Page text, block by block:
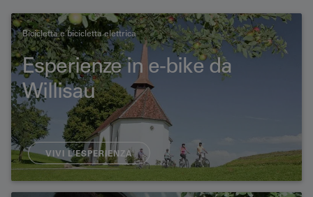
Bicicletta e bicicletta elettrica
Esperienze in e-bike da
Willisau
VIVI L’ESPERIENZA